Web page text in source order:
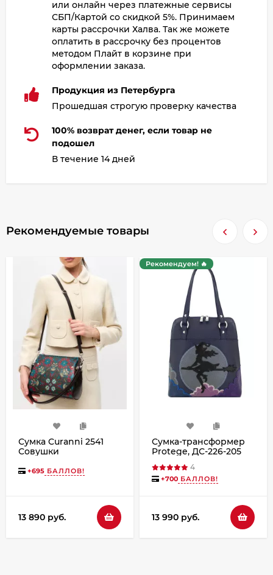
или онлайн через платежные сервисы
СБП/Картой со скидкой 5%. Принимаем
карты рассрочки Халва. Так же можете
оплатить в рассрочку без процентов
методом Плайт в корзине при
оформлении заказа.
Продукция из Петербурга
Прошедшая строгую проверку качества
100% возврат денег, если товар не
подошел
В течение 14 дней
Рекомендуемые товары
Сумка Curanni 2541
Совушки
+695 БАЛЛОВ!
13 890 руб.
Рекомендуем! 🔥
Сумка-трансформер
Protege, ДС-226-205
4
+700 БАЛЛОВ!
13 990 руб.